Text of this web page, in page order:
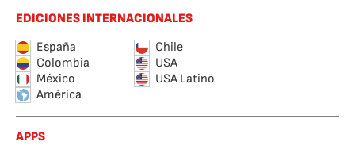
EDICIONES INTERNACIONALES
España
Chile
Colombia
USA
México
USA Latino
América
APPS